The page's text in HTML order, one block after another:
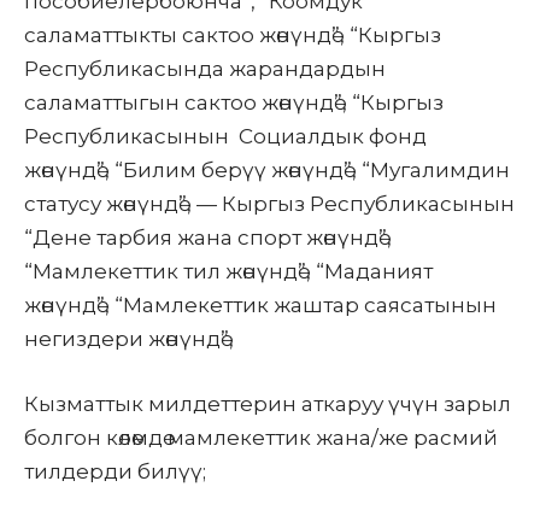
саламаттыкты сактоо жөнүндө”, “Кыргыз
Республикасында жарандардын
саламаттыгын сактоо жөнүндө”, “Кыргыз
Республикасынын Социалдык фонд
жөнүндө”, “Билим берүү жөнүндө”, “Мугалимдин
статусу жөнүндө”, — Кыргыз Республикасынын
“Дене тарбия жана спорт жөнүндө”,
“Мамлекеттик тил жөнүндө”, “Маданият
жөнүндө”, “Мамлекеттик жаштар саясатынын
негиздери жөнүндө”,
Кызматтык милдеттерин аткаруу үчүн зарыл
болгон көлөмдө мамлекеттик жана/же расмий
тилдерди билүү;